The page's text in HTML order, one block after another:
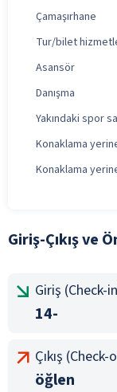
Çamaşırhane
Tur/bilet
Asansör
Danışma
Yakındaki spor
Konaklama
Konaklama
Giriş-Çıkış ve
Giriş (Check-
14-
Çıkış
öğlen